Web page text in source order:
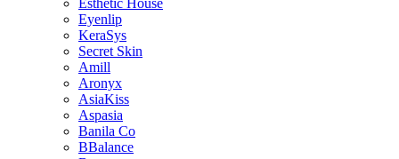
Esthetic House
Eyenlip
KeraSys
Secret Skin
Amill
Aronyx
AsiaKiss
Aspasia
Banila Co
BBalance